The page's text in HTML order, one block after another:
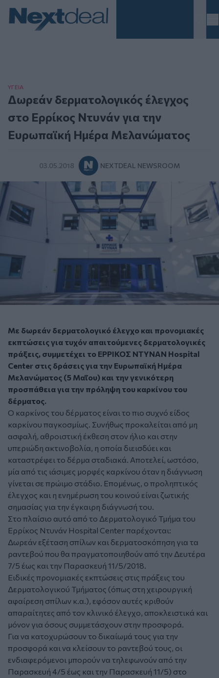
ΥΓΕΙΑ
Δωρεάν δερματολογικός έλεγχος
στο Ερρίκος Ντυνάν για την
Ευρωπαϊκή Ημέρα Μελανώματος
03.05.2018 NEXTDEAL NEWSROOM
Με δωρεάν δερματολογικό έλεγχο και προνομιακές
εκπτώσεις για τυχόν απαιτούμενες δερματολογικές
πράξεις, συμμετέχει το ΕΡΡΙΚΟΣ ΝΤΥΝΑΝ Ηospital
Center στις δράσεις για την Ευρωπαϊκή Ημέρα
Μελανώματος (5 Μαΐου) και την γενικότερη
προσπάθεια για την πρόληψη του καρκίνου του
δέρματος.
Ο καρκίνος του δέρματος είναι το πιο συχνό είδος
καρκίνου παγκοσμίως. Συνήθως προκαλείται από μη
ασφαλή, αθροιστική έκθεση στον ήλιο και στην
υπεριώδη ακτινοβολία, η οποία διεισδύει και
καταστρέφει το δέρμα σταδιακά. Αποτελεί, ωστόσο,
μία από τις ιάσιμες μορφές καρκίνου όταν η διάγνωση
γίνεται σε πρώιμο στάδιο. Επομένως, ο προληπτικός
έλεγχος και η ενημέρωση του κοινού είναι ζωτικής
σημασίας για την έγκαιρη διάγνωσή του.
Στο πλαίσιο αυτό από το Δερματολογικό Τμήμα του
Ερρίκος Ντυνάν Hospital Center παρέχονται:
Δωρεάν εξέταση σπίλων και δερματοσκόπηση για τα
ραντεβού που θα πραγματοποιηθούν από την Δευτέρα
7/5 έως και την Παρασκευή 11/5/2018.
Ειδικές προνομιακές εκπτώσεις στις πράξεις του
Δερματολογικού Τμήματος (όπως στη χειρουργική
αφαίρεση σπίλων κ.α.), εφόσον αυτές κριθούν
απαραίτητες από τον κλινικό έλεγχο, αποκλειστικά και
μόνον για όσους συμμετάσχουν στην προσφορά.
Για να κατοχυρώσουν το δικαίωμά τους για την
προσφορά και να κλείσουν το ραντεβού τους, οι
ενδιαφερόμενοι μπορούν να τηλεφωνούν από την
Παρασκευή 4/5 έως και την Παρασκευή 11/5) στο